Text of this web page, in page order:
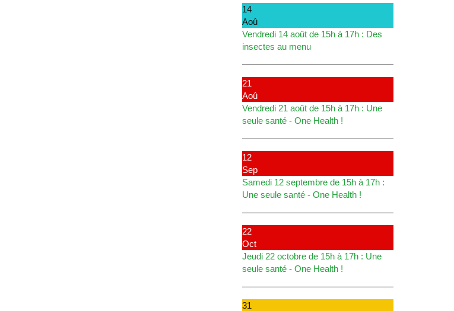
14
Aoû
Vendredi 14 août de 15h à 17h : Des
insectes au menu
21
Aoû
Vendredi 21 août de 15h à 17h : Une
seule santé - One Health !
12
Sep
Samedi 12 septembre de 15h à 17h :
Une seule santé - One Health !
22
Oct
Jeudi 22 octobre de 15h à 17h : Une
seule santé - One Health !
31